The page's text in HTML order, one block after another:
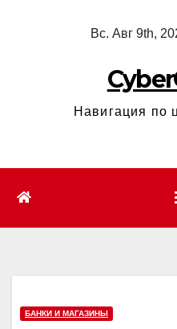
Вс. Авг 9th,
Навигация по
БАНКИ И МАГАЗИНЫ